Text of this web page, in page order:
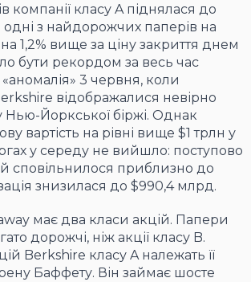
компанії класу A піднялася до
одні з найдорожчих паперів на
1,2% вище за ціну закриття днем
бути рекордом за весь час
«аномалія» 3 червня, коли
відображалися невірно
Йоркської біржі. Однак
вартість на рівні вище $1 трлн у
у середу не вийшло: поступово
сповільнилося приблизно до
знизилася до $990,4 млрд.
має два класи акцій. Папери
дорожчі, ніж акції класу B.
Berkshire класу A належать її
Баффету. Він займає шосте